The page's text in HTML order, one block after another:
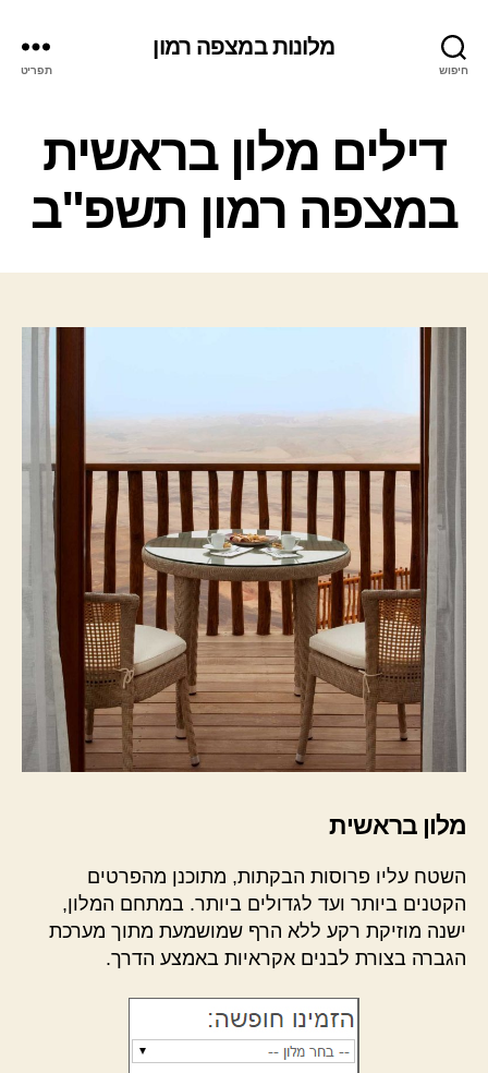
חיפוש
מלונות במצפה רמון
תפריט
ק
ג
ו
ר
ו
דילים מלון בראשית
במצפה רמון תשפ"ב
מלון בראשית
השטח עליו פרוסות הבקתות, מתוכנן מהפרטים
הקטנים ביותר ועד לגדולים ביותר. במתחם המלון,
ישנה מוזיקת רקע ללא הרף שמושמעת מתוך מערכת
הגברה בצורת לבנים אקראיות באמצע הדרך.